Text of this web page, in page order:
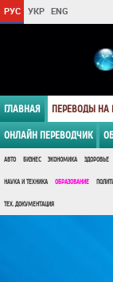
РУС УКР ENG
ГЛАВНАЯ ПЕРЕВОДЫ НА
ОНЛАЙН ПЕРЕВОДЧИК
АВТО БИЗНЕС ЭКОНОМИКА ЗДОРОВЬЕ
НАУКА И ТЕХНИКА ОБРАЗОВАНИЕ
ТЕХ. ДОКУМЕНТАЦИЯ